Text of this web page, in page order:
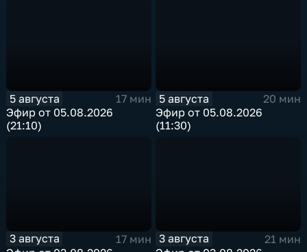
5 августа
17 мин
Эфир от 05.08.2026
(21:10)
5 августа
20 мин
Эфир от 05.08.2026
(11:30)
3 августа
17 мин
3 августа
21 мин